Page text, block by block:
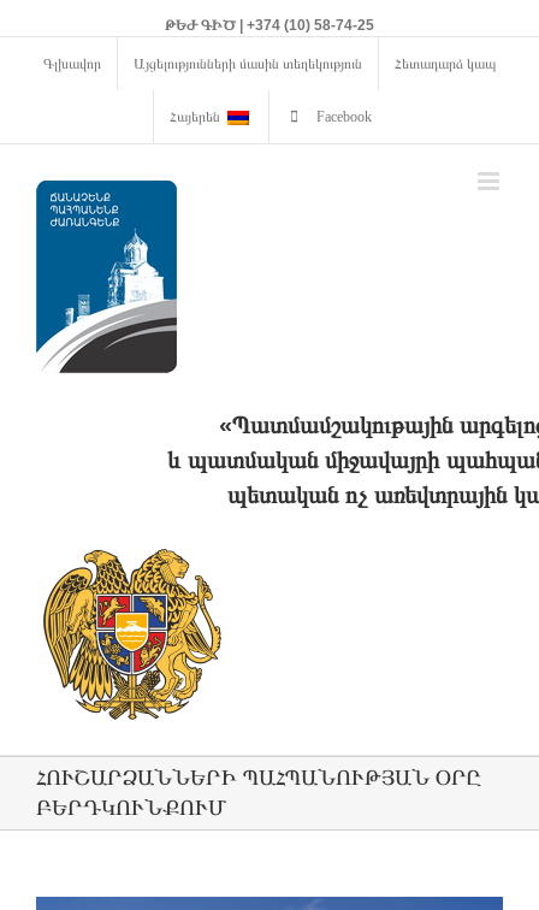
ԹԵԺ ԳԻԾ | +374 (10) 58-74-25
Գլխավոր Այցելությունների մասին տեղեկություն Հետադարձ կապ
Հայերեն Facebook
«Պատմամշակութային
և պատմական միջավայրի
պետական ոչ առեվտրային
ՀՈՒՇԱՐՁԱՆՆԵՐԻ ՊԱՀՊԱՆՈՒԹՅԱՆ ՕՐԸ
ԲԵՐԴԿՈՒՆՔՈՒՄ